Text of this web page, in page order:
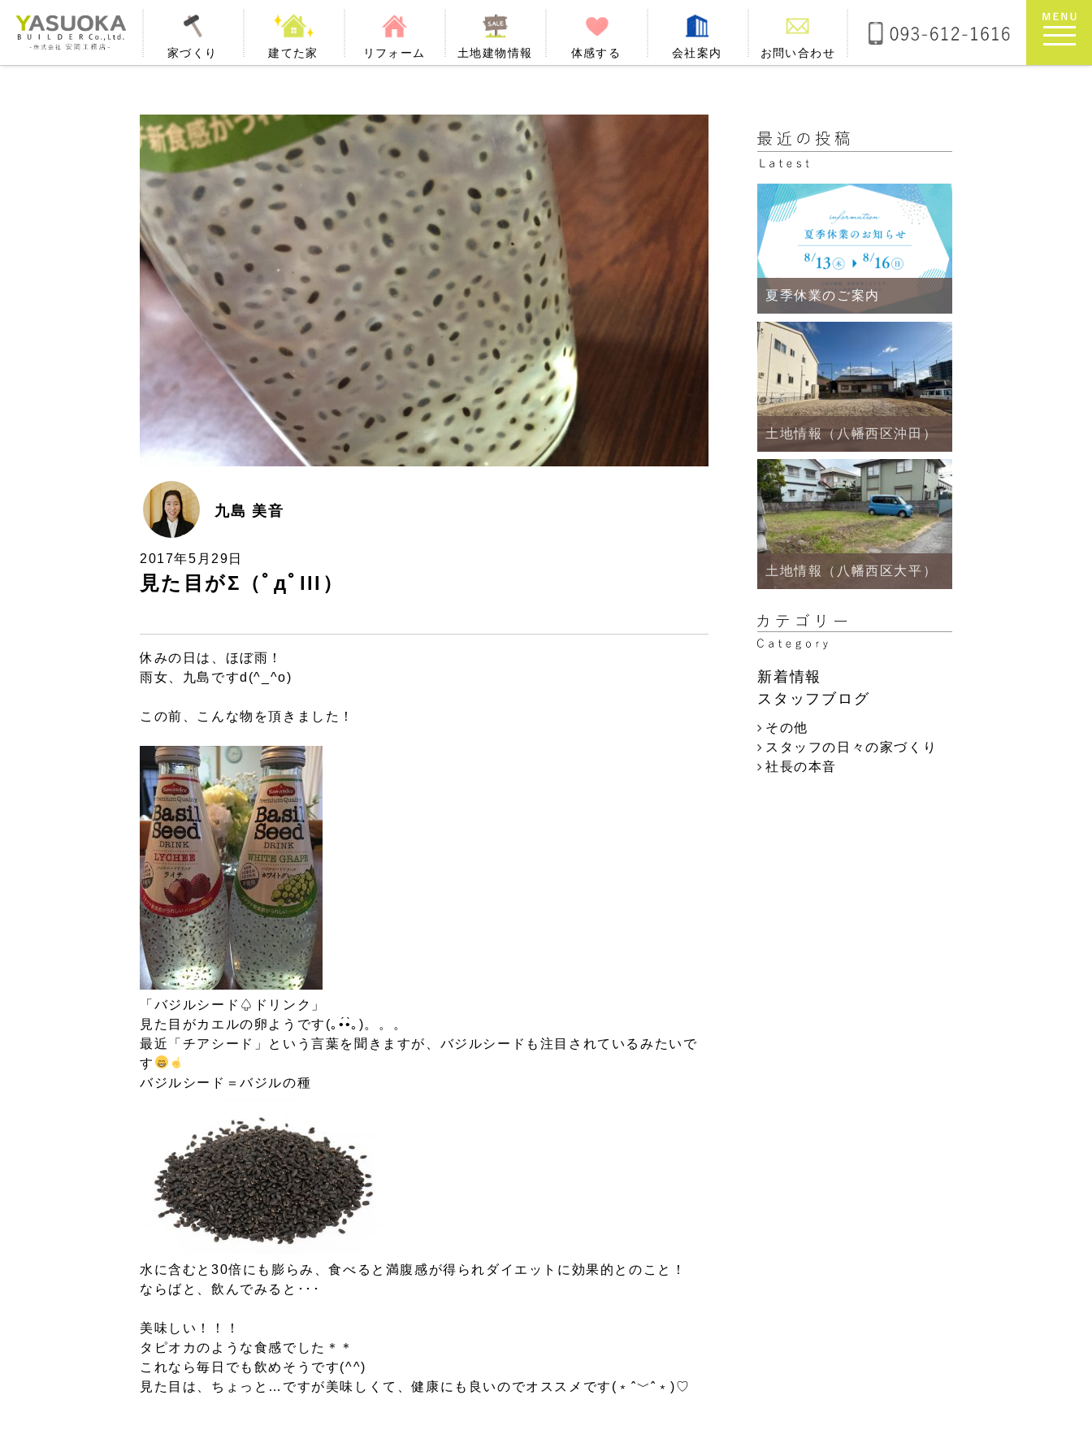
家づくり 建てた家 リフォーム 土地建物情報 体感する 会社案内 お問い合わせ
九島 美音
2017年5月29日
見た目がΣ（ﾟдﾟlll）
休みの日は、ほぼ雨！
雨女、九島ですd(^_^o)
この前、こんな物を頂きました！
「バジルシード♤ドリンク」
見た目がカエルの卵ようです(｡•́•̀｡)。。。
最近「チアシード」という言葉を聞きますが、バジルシードも注目されているみたいで
す
バジルシード＝バジルの種
水に含むと30倍にも膨らみ、食べると満腹感が得られダイエットに効果的とのこと！
ならばと、飲んでみると･･･
美味しい！！！
タピオカのような食感でした＊＊
これなら毎日でも飲めそうです(^^)
見た目は、ちょっと…ですが美味しくて、健康にも良いのでオススメです(﹡ˆ﹀ˆ﹡)♡
夏季休業のご案内
土地情報（八幡西区沖田）
土地情報（八幡西区大平）
新着情報
スタッフブログ
その他
スタッフの日々の家づくり
社長の本音